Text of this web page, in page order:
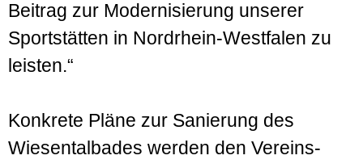
Bei­trag zur Modernisierung unserer
Sport­stätten in Nordrhein-West­falen zu
leisten.“
Konkrete Pläne zur Sanierung des
Wiesental­bades werden den Vereins­